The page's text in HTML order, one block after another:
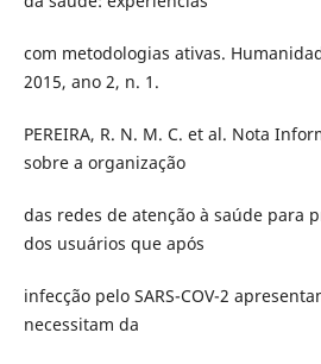
com metodologias ativas.
2015, ano 2, n. 1.
PEREIRA, R. N. M. C. et al. Nota
sobre a organização
das redes de atenção à saúde para
dos usuários que após
infecção pelo SARS-COV-2
necessitam da